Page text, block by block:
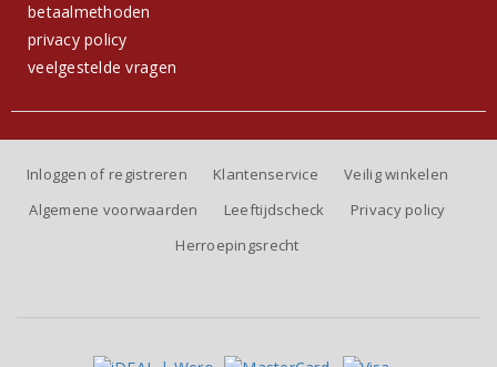
betaalmethoden
privacy policy
veelgestelde vragen
Inloggen of registreren Klantenservice
Veilig winkelen
Algemene voorwaarden
Leeftijdscheck
Privacy policy
Herroepingsrecht